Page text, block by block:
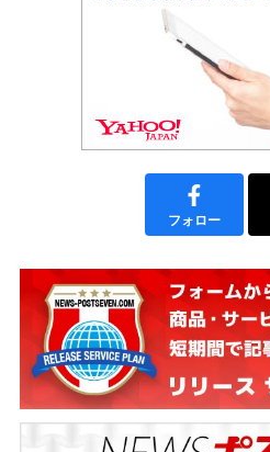
フォロー